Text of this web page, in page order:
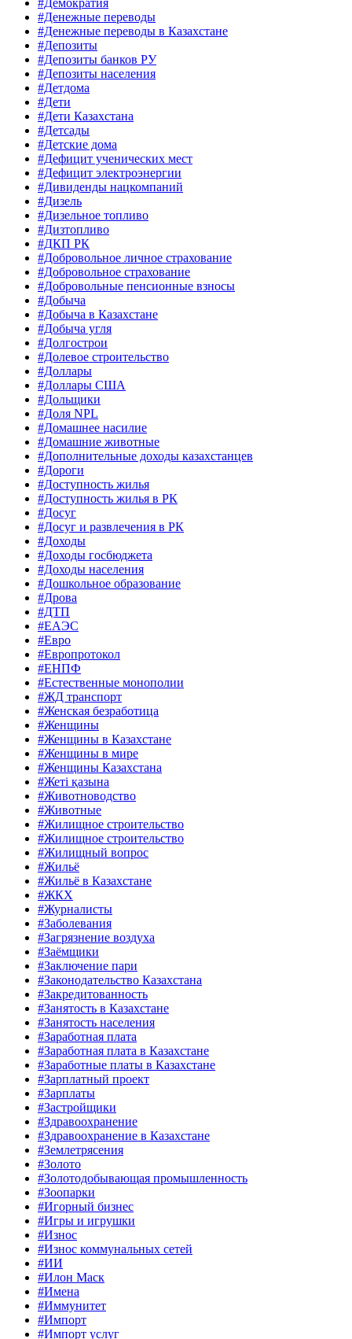
#Демократия
#Денежные переводы
#Денежные переводы в Казахстане
#Депозиты
#Депозиты банков РУ
#Депозиты населения
#Детдома
#Дети
#Дети Казахстана
#Детсады
#Детские дома
#Дефицит ученических мест
#Дефицит электроэнергии
#Дивиденды нацкомпаний
#Дизель
#Дизельное топливо
#Дизтопливо
#ДКП РК
#Добровольное личное страхование
#Добровольное страхование
#Добровольные пенсионные взносы
#Добыча
#Добыча в Казахстане
#Добыча угля
#Долгострои
#Долевое строительство
#Доллары
#Доллары США
#Дольщики
#Доля NPL
#Домашнее насилие
#Домашние животные
#Дополнительные доходы казахстанцев
#Дороги
#Доступность жилья
#Доступность жилья в РК
#Досуг
#Досуг и развлечения в РК
#Доходы
#Доходы госбюджета
#Доходы населения
#Дошкольное образование
#Дрова
#ДТП
#ЕАЭС
#Евро
#Европротокол
#ЕНПФ
#Естественные монополии
#ЖД транспорт
#Женская безработица
#Женщины
#Женщины в Казахстане
#Женщины в мире
#Женщины Казахстана
#Жеті қазына
#Животноводство
#Животные
#Жилищное строительство
#Жилищное строительство
#Жилищный вопрос
#Жильё
#Жильё в Казахстане
#ЖКХ
#Журналисты
#Заболевания
#Загрязнение воздуха
#Заёмщики
#Заключение пари
#Законодательство Казахстана
#Закредитованность
#Занятость в Казахстане
#Занятость населения
#Заработная плата
#Заработная плата в Казахстане
#Заработные платы в Казахстане
#Зарплатный проект
#Зарплаты
#Застройщики
#Здравоохранение
#Здравоохранение в Казахстане
#Землетрясения
#Золото
#Золотодобывающая промышленность
#Зоопарки
#Игорный бизнес
#Игры и игрушки
#Износ
#Износ коммунальных сетей
#ИИ
#Илон Маск
#Имена
#Иммунитет
#Импорт
#Импорт услуг